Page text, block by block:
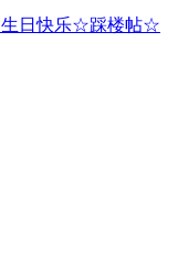
生日快乐☆踩楼帖☆